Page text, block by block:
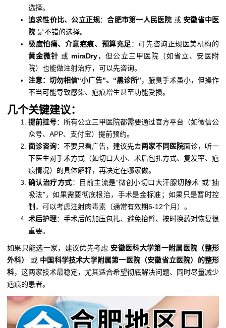
选择。
追求性价比、公立正规：合肥市第一人民医院 或 安徽省中医
院 是不错的选择。
极度怕痛、介意疤痕、预算充足 ：可先咨询正规医美机构的
黄金微针 或 miraDry，但公立三甲医院（如省立、安医附
院）也能做注射治疗，可以先咨询。
注意：切勿相信“小广告”、“黑诊所”，腋臭手术虽小，但操作
不当可能导致感染、疤痕增生甚至功能受损。
几个关键建议：
提前挂号：所有公立三甲医院都需要通过官方平台（如微信公
众号、APP、支付宝）提前预约。
面诊咨询：不要只看广告，建议先去两家不同医院面诊，听一
下医生对手术方式（如切口大小、术后包扎方式、复发率、疤
痕情况）的具体解释，再决定在哪家做。
确认治疗方式：目前主流是“微创小切口大汗腺切除术”或“抽
吸法”，如果需要彻底根治，手术是金标准；如果只是暂时控
制，可以考虑注射肉毒素（通常有效期6-12个月）。
术后护理：手术后的加压包扎、避免抬臂、按时换药对恢复很
重要。
如果只能选一家，建议优先考虑 安徽医科大学第一附属医院（整形
外科）
或 中国科学技术大学附属第一医院（安徽省立医院）的整形
科，这两家技术最稳定，尤其适合希望彻底解决问题、同时尽量减少
疤痕的患者。